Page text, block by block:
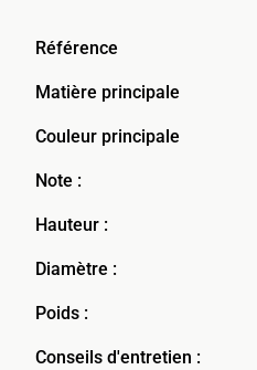
Référence
Matière principale
Couleur principale
Note :
Hauteur :
Diamètre :
Poids :
Conseils d'entretien :